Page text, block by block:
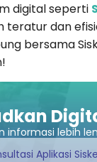
digital seperti
teratur dan
bersama
informasi lebih
Aplikasi